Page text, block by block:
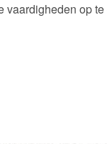
vaardigheden op